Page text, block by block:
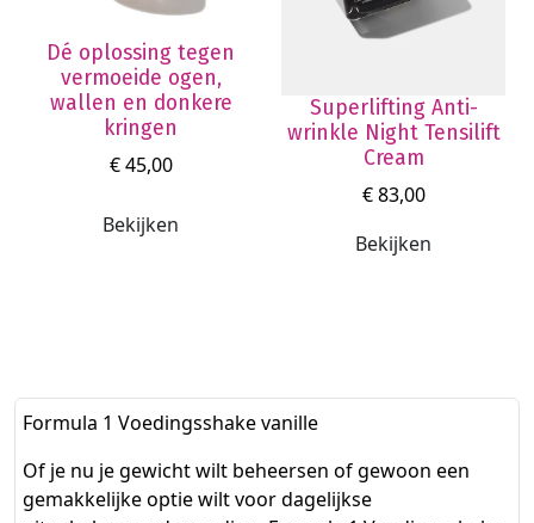
**De voedingswaarden zijn alleen van toepassing
wanneer bereid volgens de aanwijzingen op het
etiket
Dé oplossing tegen
vermoeide ogen,
wallen en donkere
kringen
€ 45,00
Bekijken
Superlifting Anti-
wrinkle Night Tensilift
Cream
€ 83,00
Bekijken
Formula 1 Voedingsshake vanille
Of je nu je gewicht wilt beheersen of gewoon een
gemakkelijke optie wilt voor dagelijkse